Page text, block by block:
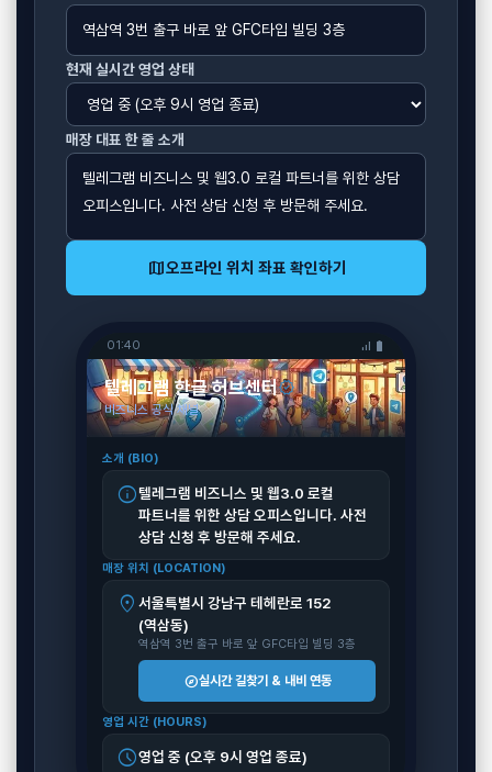
현재 실시간 영업 상태
매장 대표 한 줄 소개
map오프라인 위치 좌표 확인하기
01:40 signal_cellular_alt battery_full
텔레그램 한글 허브센터verified
비즈니스 공식 채널
소개 (BIO)
info텔레그램 비즈니스 및 웹3.0 로컬
파트너를 위한 상담 오피스입니다. 사전
상담 신청 후 방문해 주세요.
매장 위치 (LOCATION)
location_on 서울특별시 강남구 테헤란로 152
(역삼동)
역삼역 3번 출구 바로 앞 GFC타입 빌딩 3층
explore실시간 길찾기 & 내비 연동
영업 시간 (HOURS)
schedule영업 중 (오후 9시 영업 종료)